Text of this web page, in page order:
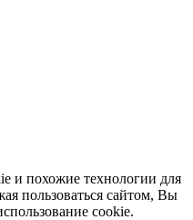
и похожие технологии для
пользоваться сайтом, Вы
cookie.